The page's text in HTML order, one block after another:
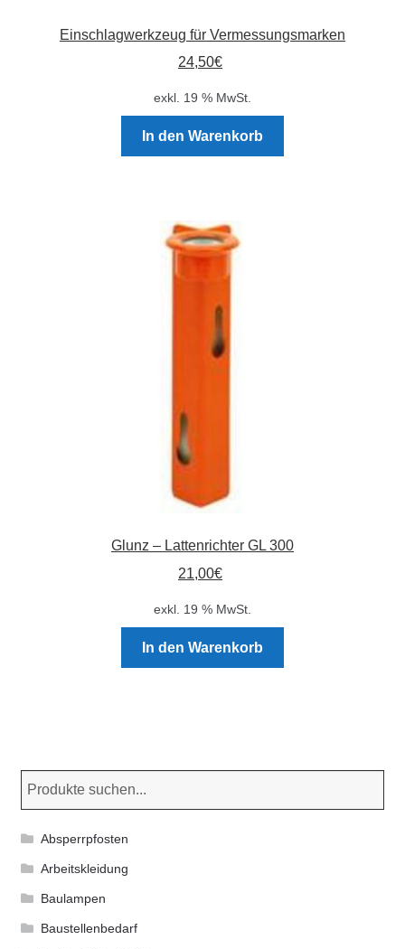
Einschlagwerkzeug für Vermessungsmarken
24,50€
exkl. 19 % MwSt.
In den Warenkorb
Glunz – Lattenrichter GL 300
21,00€
exkl. 19 % MwSt.
In den Warenkorb
Absperrpfosten
Arbeitskleidung
Baulampen
Baustellenbedarf